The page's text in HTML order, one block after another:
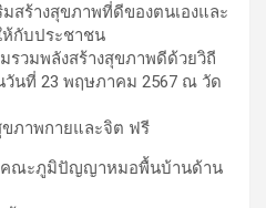
มสร้างสุขภาพที่ดีของตนเองและ
กับประชาชน
รวมพลังสร้างสุขภาพดีด้วยวิถี
วันที่ 23 พฤษภาคม 2567 ณ วัด
ขภาพกายและจิต ฟรี
ณะภูมิปัญญาหมอพื้นบ้านด้าน